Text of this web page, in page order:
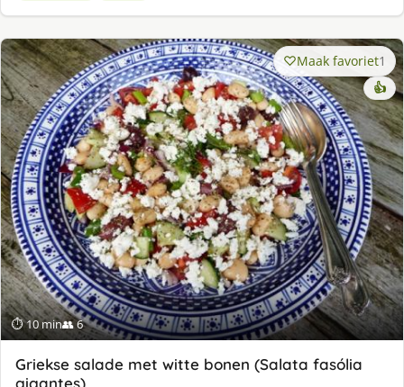
⏱ 10 min👥 6
Maak favoriet1
👍
Griekse salade met witte bonen (Salata fasólia
gigantes)